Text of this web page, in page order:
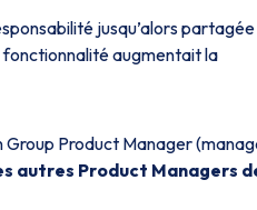
jusqu’alors partagée
fonctionnalité augmentait la
Group Product Manager
autres Product Managers